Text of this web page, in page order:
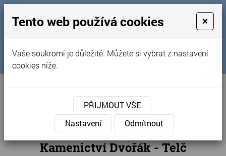
Obchodní podmínky
Kontakty
Naše kamenictví
Sledujte nás na FB
Internetový obchod
Kamenictví Dvořák - Telč
Tento web používá cookies ×
Vaše soukromí je důležité. Můžete si vybrat z nastavení
cookies níže.
PŘIJMOUT VŠE
Nastavení
Odmítnout